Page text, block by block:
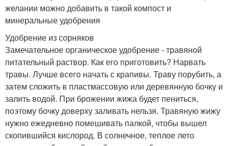
желании можно добавить в такой компост и
минеральные удобрения
Удобрение из сорняков
Замечательное органическое удобрение - травяной
питательный раствор. Как его приготовить? Нарвать
травы. Лучше всего начать с крапивы. Траву порубить, а
затем сложить в пластмассовую или деревянную бочку и
залить водой. При брожении жижа будет пениться,
поэтому бочку доверху заливать нельзя. Травяную жижу
нужно ежедневно помешивать палкой, чтобы вышел
скопившийся кислород. В солнечное, теплое лето